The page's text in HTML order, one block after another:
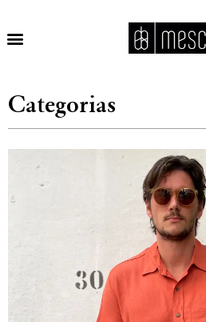
Categorias